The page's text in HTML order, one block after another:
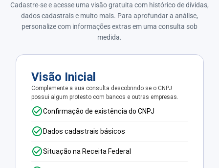
Cadastre-se e acesse uma visão gratuita com histórico de dívidas,
dados cadastrais e muito mais. Para aprofundar a análise,
personalize com informações extras em uma consulta sob
medida.
Visão Inicial
Complemente a sua consulta descobrindo se o CNPJ
possui algum protesto com bancos e outras empresas.
Confirmação de existência do CNPJ
Dados cadastrais básicos
Situação na Receita Federal